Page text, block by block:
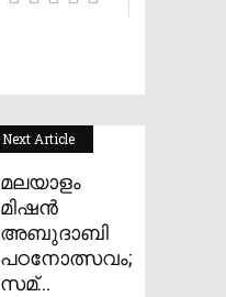
Next Article
മലയാളം
മിഷൻ
അബുദാബി
പഠനോത്സവം;
സമ്...